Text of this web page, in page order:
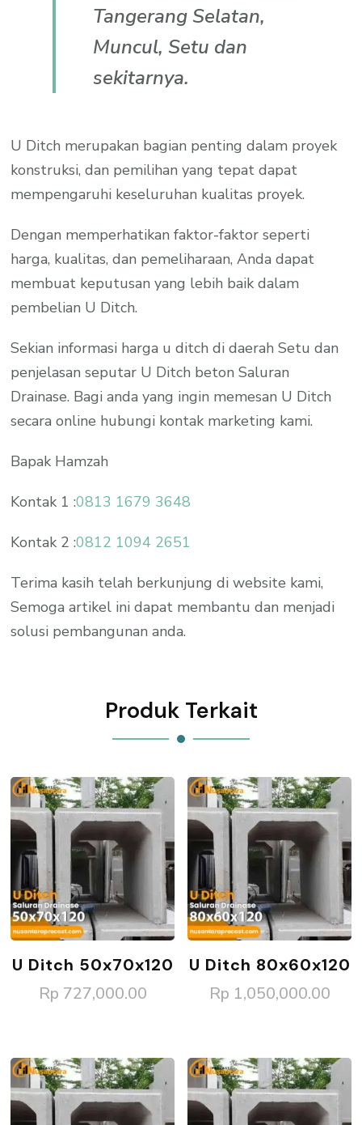
Tangerang Selatan,
Muncul, Setu dan
sekitarnya.
U Ditch merupakan bagian penting dalam proyek
konstruksi, dan pemilihan yang tepat dapat
mempengaruhi keseluruhan kualitas proyek.
Dengan memperhatikan faktor-faktor seperti
harga, kualitas, dan pemeliharaan, Anda dapat
membuat keputusan yang lebih baik dalam
pembelian U Ditch.
Sekian informasi harga u ditch di daerah Setu dan
penjelasan seputar U Ditch beton Saluran
Drainase. Bagi anda yang ingin memesan U Ditch
secara online hubungi kontak marketing kami.
Bapak Hamzah
Kontak 1 :0813 1679 3648
Kontak 2 :0812 1094 2651
Terima kasih telah berkunjung di website kami,
Semoga artikel ini dapat membantu dan menjadi
solusi pembangunan anda.
Produk Terkait
U Ditch 50x70x120
Rp 727,000.00
U Ditch 80x60x120
Rp 1,050,000.00